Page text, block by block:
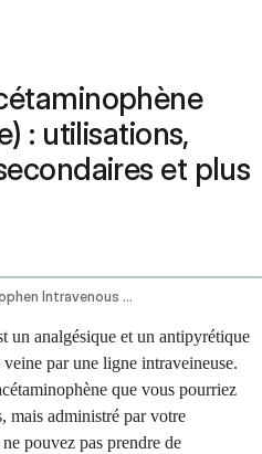
: utilisations,
et plus
Acetaminophen Intravenous Route
un analgésique et un antipyrétique
par une ligne intraveineuse.
que vous pourriez
mais administré par votre
pouvez pas prendre de